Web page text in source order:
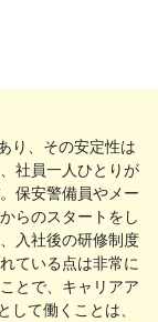
り、その安定性は
社員一人ひとりが
保安警備員やメー
らのスタートをし
入社後の研修制度
ている点は非常に
とで、キャリアア
して働くことは、